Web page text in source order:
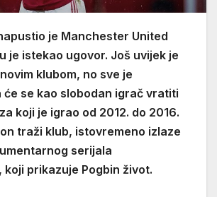
je Manchester United
je istekao ugovor. Još uvijek je
klubom, no sve je
će se kao slobodan igrač vratiti
koji je igrao od 2012. do 2016.
traži klub, istovremeno izlaze
serijala
koji prikazuje Pogbin život.